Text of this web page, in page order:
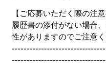
【ご応募いただく際の注意
履歴書の添付がない場合
性がありますのでご注意